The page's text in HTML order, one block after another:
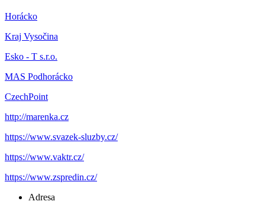
Horácko
Kraj Vysočina
Esko - T s.r.o.
MAS Podhorácko
CzechPoint
http://marenka.cz
https://www.svazek-sluzby.cz/
https://www.vaktr.cz/
https://www.zspredin.cz/
Adresa